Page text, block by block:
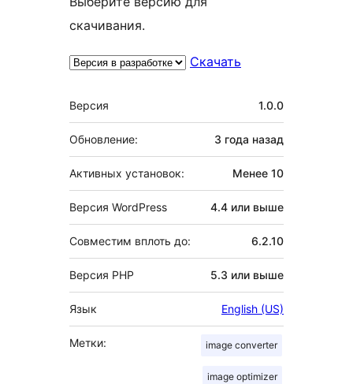
скачивания.
Скачать
Мета
Версия 1.0.0
Обновление: 3 года назад
Активных установок: Менее 10
Версия WordPress 4.4 или выше
Совместим вплоть до: 6.2.10
Версия PHP 5.3 или выше
Язык English (US)
Метки: image converter
image optimizer